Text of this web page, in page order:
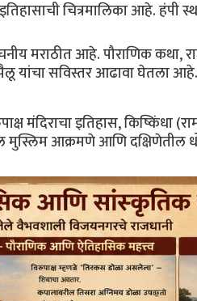
मराठीत आहे. पौराणिक
यांचा सविस्तर आढावा घेतला
मंदिराचा इतिहास, किष्किंधा
मुस्लिम आक्रमणे आणि दक्षिणेतील